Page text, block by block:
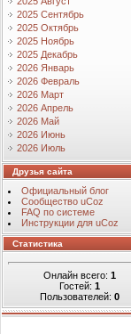
2025 Сентябрь
2025 Октябрь
2025 Ноябрь
2025 Декабрь
2026 Январь
2026 Февраль
2026 Март
2026 Апрель
2026 Май
2026 Июнь
2026 Июль
Друзья сайта
Официальный блог
Сообщество uCoz
FAQ по системе
Инструкции для uCoz
Статистика
Онлайн всего: 1
Гостей: 1
Пользователей: 0